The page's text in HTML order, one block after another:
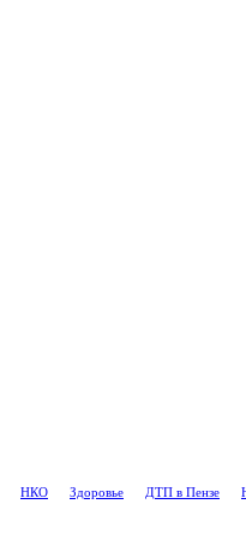
НКО Здоровье ДТП в Пензе